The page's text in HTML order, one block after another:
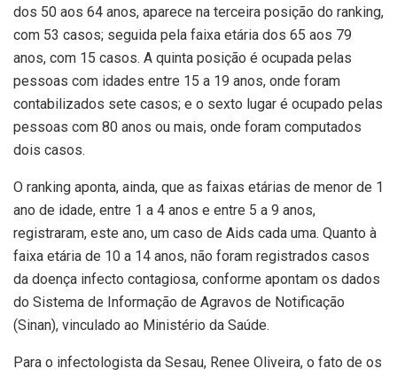
dos 50 aos 64 anos, aparece na terceira posição do ranking,
com 53 casos; seguida pela faixa etária dos 65 aos 79
anos, com 15 casos. A quinta posição é ocupada pelas
pessoas com idades entre 15 a 19 anos, onde foram
contabilizados sete casos; e o sexto lugar é ocupado pelas
pessoas com 80 anos ou mais, onde foram computados
dois casos.
O ranking aponta, ainda, que as faixas etárias de menor de 1
ano de idade, entre 1 a 4 anos e entre 5 a 9 anos,
registraram, este ano, um caso de Aids cada uma. Quanto à
faixa etária de 10 a 14 anos, não foram registrados casos
da doença infecto contagiosa, conforme apontam os dados
do Sistema de Informação de Agravos de Notificação
(Sinan), vinculado ao Ministério da Saúde.
Para o infectologista da Sesau, Renee Oliveira, o fato de os